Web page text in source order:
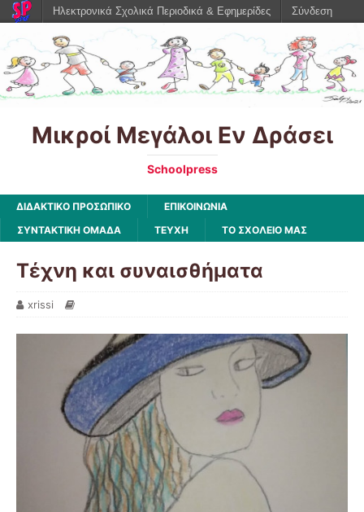
Μικροί Μεγάλοι Εν Δράσει
Schoolpress
ΔΙΔΑΚΤΙΚΟ ΠΡΟΣΩΠΙΚΟ
ΕΠΙΚΟΙΝΩΝΙΑ
ΣΥΝΤΑΚΤΙΚΗ ΟΜΑΔΑ
ΤΕΥΧΗ ΤΟ ΣΧΟΛΕΙΟ ΜΑΣ
Τέχνη και συναισθήματα
xrissi
Ηλεκτρονικά Σχολικά Περιοδικά & Εφημερίδες Σύνδεση